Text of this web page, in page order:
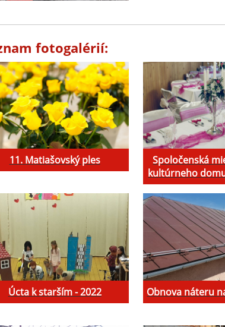
fotogalérií:
11. Matiašovský ples
Spoločenská
kultúrneho
Úcta k starším - 2022 Obnova náteru